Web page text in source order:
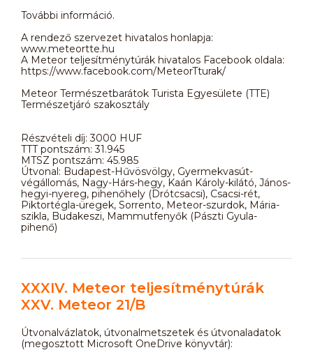
További információ.
A rendező szervezet hivatalos honlapja:
www.meteortte.hu
A Meteor teljesítménytúrák hivatalos Facebook oldala:
https://www.facebook.com/MeteorTturak/
Meteor Természetbarátok Turista Egyesülete (TTE)
Természetjáró szakosztály
Részvételi díj: 3000 HUF
TTT pontszám: 31.945
MTSZ pontszám: 45.985
Útvonal: Budapest-Hűvösvölgy, Gyermekvasút-
végállomás, Nagy-Hárs-hegy, Kaán Károly-kilátó, János-
hegyi-nyereg, pihenőhely (Drótcsacsi), Csacsi-rét,
Piktortégla-üregek, Sorrento, Meteor-szurdok, Mária-
szikla, Budakeszi, Mammutfenyők (Pászti Gyula-
pihenő)
XXXIV. Meteor teljesítménytúrák
XXV. Meteor 21/B
Útvonalvázlatok, útvonalmetszetek és útvonaladatok
(megosztott Microsoft OneDrive könyvtár):